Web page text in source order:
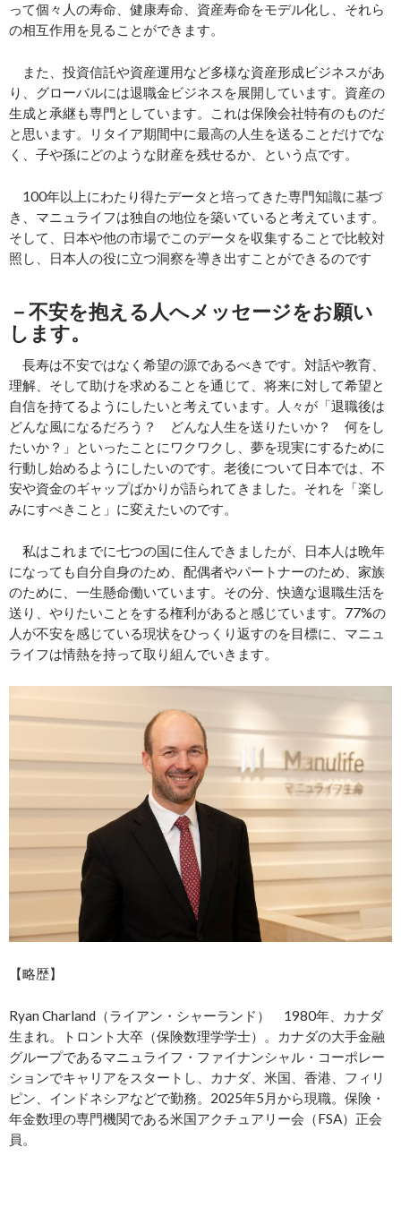
って個々人の寿命、健康寿命、資産寿命をモデル化し、それら
の相互作用を見ることができます。
また、投資信託や資産運用など多様な資産形成ビジネスがあ
り、グローバルには退職金ビジネスを展開しています。資産の
生成と承継も専門としています。これは保険会社特有のものだ
と思います。リタイア期間中に最高の人生を送ることだけでな
く、子や孫にどのような財産を残せるか、という点です。
100年以上にわたり得たデータと培ってきた専門知識に基づ
き、マニュライフは独自の地位を築いていると考えています。
そして、日本や他の市場でこのデータを収集することで比較対
照し、日本人の役に立つ洞察を導き出すことができるのです
－不安を抱える人へメッセージをお願い
します。
長寿は不安ではなく希望の源であるべきです。対話や教育、
理解、そして助けを求めることを通じて、将来に対して希望と
自信を持てるようにしたいと考えています。人々が「退職後は
どんな風になるだろう？ どんな人生を送りたいか？ 何をし
たいか？」といったことにワクワクし、夢を現実にするために
行動し始めるようにしたいのです。老後について日本では、不
安や資金のギャップばかりが語られてきました。それを「楽し
みにすべきこと」に変えたいのです。
私はこれまでに七つの国に住んできましたが、日本人は晩年
になっても自分自身のため、配偶者やパートナーのため、家族
のために、一生懸命働いています。その分、快適な退職生活を
送り、やりたいことをする権利があると感じています。77%の
人が不安を感じている現状をひっくり返すのを目標に、マニュ
ライフは情熱を持って取り組んでいきます。
【略歴】
Ryan Charland（ライアン・シャーランド） 1980年、カナダ
生まれ。トロント大卒（保険数理学学士）。カナダの大手金融
グループであるマニュライフ・ファイナンシャル・コーポレー
ションでキャリアをスタートし、カナダ、米国、香港、フィリ
ピン、インドネシアなどで勤務。2025年5月から現職。保険・
年金数理の専門機関である米国アクチュアリー会（FSA）正会
員。